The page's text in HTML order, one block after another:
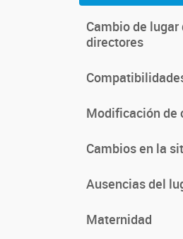
Cambio de
directores
Modificación de
Cambios en la
Ausencias del
Maternidad